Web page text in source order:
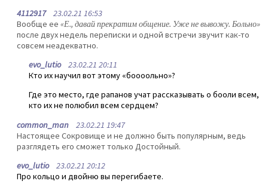
411291723.02.21 16:53
Вообще ее «Е., давай прекратим общение. Уже не вывожу. Больно»
после двух недель переписки и одной встречи звучит как-то
совсем неадекватно.
evo_lutio23.02.21 20:11
Кто их научил вот этому «боооольно»?
Где это место, где рапанов учат рассказывать о бооли всем,
кто их не полюбил всем сердцем?
common_man 23.02.21 19:47
Настоящее Сокровище и не должно быть популярным, ведь
разглядеть его сможет только Достойный.
evo_lutio23.02.21 20:12
Про кольцо и двойню вы перегибаете.